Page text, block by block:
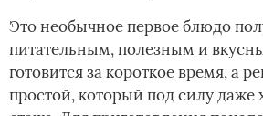
Это необычное первое блюдо
питательным, полезным и
готовится за короткое время, а
простой, который под силу даже